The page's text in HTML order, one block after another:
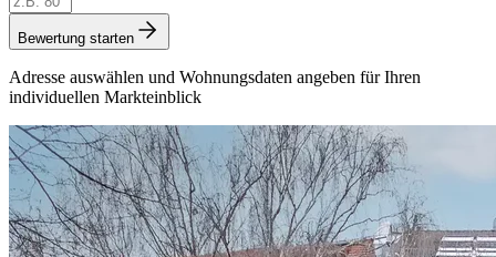
Bewertung starten
Adresse auswählen und Wohnungsdaten angeben für Ihren
individuellen Markteinblick